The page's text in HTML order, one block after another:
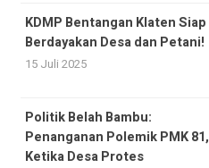
KDMP Bentangan Klaten Siap
Berdayakan Desa dan Petani!
15 Juli 2025
Politik Belah Bambu:
Penanganan Polemik PMK 81,
Ketika Desa Protes